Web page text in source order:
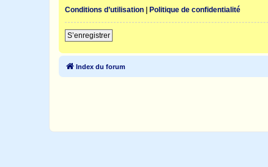
Conditions d’utilisation | Politique de confidentialité
S’enregistrer
Index du forum